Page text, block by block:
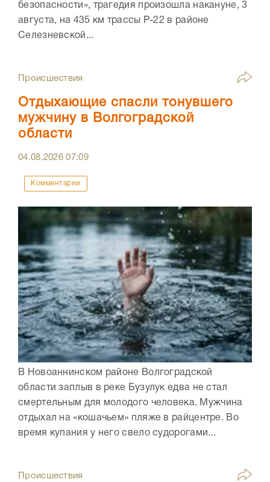
безопасности», трагедия произошла накануне, 3
августа, на 435 км трассы Р-22 в районе
Селезневской...
Происшествия
Отдыхающие спасли тонувшего
мужчину в Волгоградской
области
04.08.202607:09
Комментарии
В Новоаннинском районе Волгоградской
области заплыв в реке Бузулук едва не стал
смертельным для молодого человека. Мужчина
отдыхал на «кошачьем» пляже в райцентре. Во
время купания у него свело судорогами...
Происшествия